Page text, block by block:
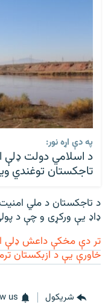
په دې اړه نور:
د اسلامي دولت ډلې
تاجکستان توغندي
د تاجکستان د ملي
ډاډ یې ورکړی و چې د
تر دې مخکې داعش ډلې
خاورې یې د ازبکستان
شريکول us